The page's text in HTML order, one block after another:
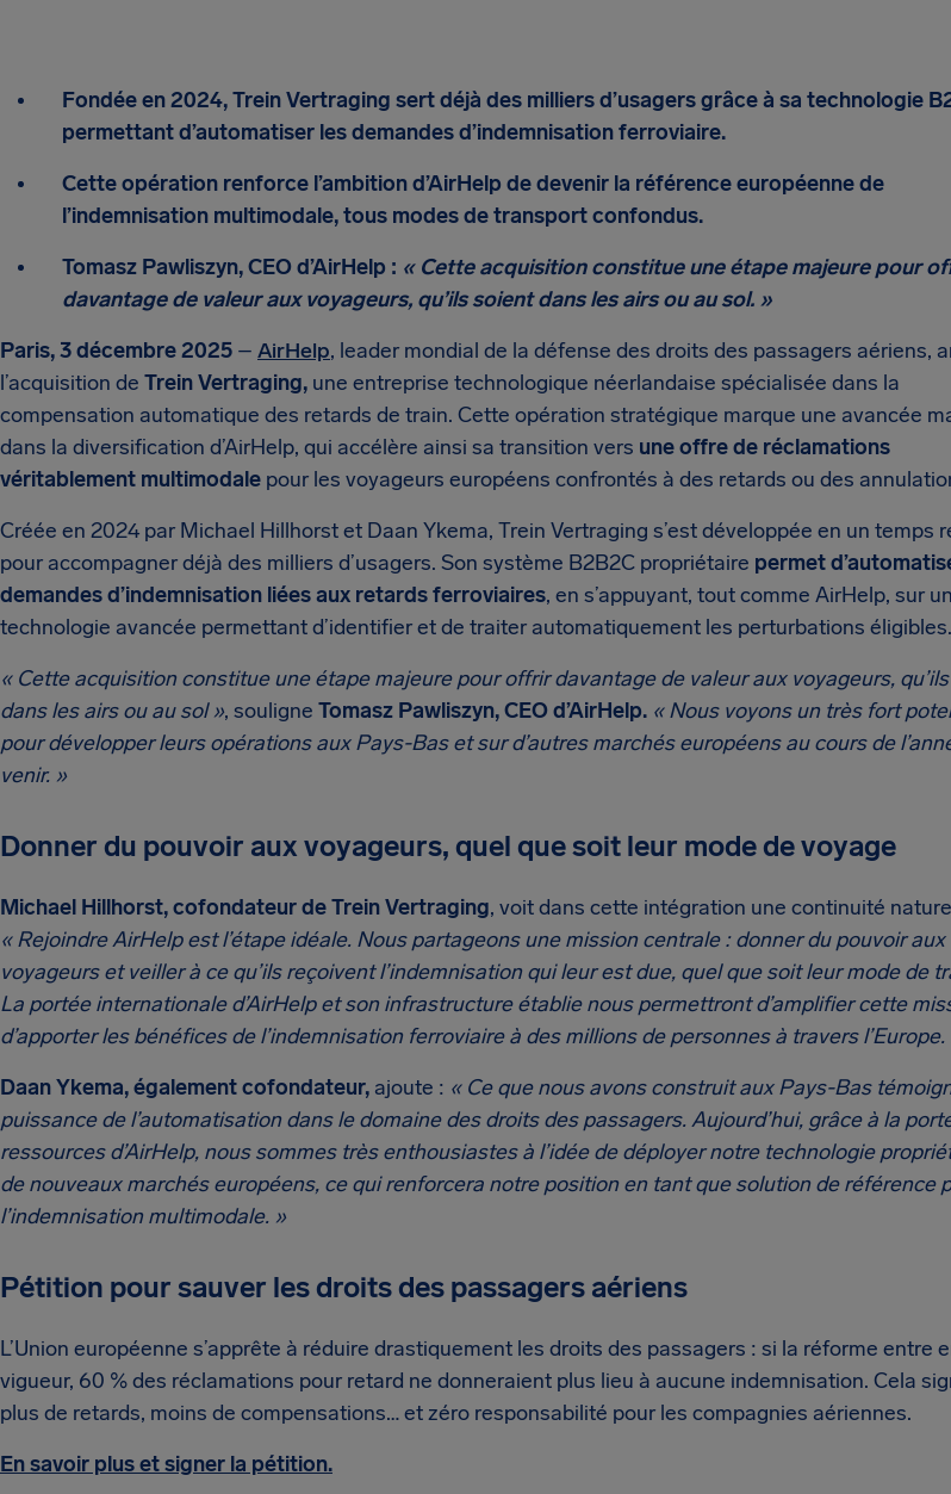
Fondée en 2024, Trein Vertraging sert déjà des milliers d’usagers grâce à sa technologie
permettant d’automatiser les demandes d’indemnisation ferroviaire.
Cette opération renforce l’ambition d’AirHelp de devenir la référence européenne de
l’indemnisation multimodale, tous modes de transport confondus.
Tomasz Pawliszyn, CEO d’AirHelp : « Cette acquisition constitue une étape majeure pour
davantage de valeur aux voyageurs, qu’ils soient dans les airs ou au sol. »
Paris, 3 décembre 2025 – AirHelp, leader mondial de la défense des droits des passagers aériens,
l’acquisition de Trein Vertraging, une entreprise technologique néerlandaise spécialisée dans la
compensation automatique des retards de train. Cette opération stratégique marque une avancée
dans la diversification d’AirHelp, qui accélère ainsi sa transition vers une offre de réclamations
véritablement multimodale pour les voyageurs européens confrontés à des retards ou des
Créée en 2024 par Michael Hillhorst et Daan Ykema, Trein Vertraging s’est développée en un temps
pour accompagner déjà des milliers d’usagers. Son système B2B2C propriétaire permet
demandes d’indemnisation liées aux retards ferroviaires, en s’appuyant, tout comme AirHelp, sur
technologie avancée permettant d’identifier et de traiter automatiquement les perturbations éligibles.
« Cette acquisition constitue une étape majeure pour offrir davantage de valeur aux voyageurs,
dans les airs ou au sol », souligne Tomasz Pawliszyn, CEO d’AirHelp. « Nous voyons un très fort
pour développer leurs opérations aux Pays-Bas et sur d’autres marchés européens au cours de
venir. »
Donner du pouvoir aux voyageurs, quel que soit leur mode de voyage
Michael Hillhorst, cofondateur de Trein Vertraging, voit dans cette intégration une continuité
« Rejoindre AirHelp est l’étape idéale. Nous partageons une mission centrale : donner du pouvoir aux
voyageurs et veiller à ce qu’ils reçoivent l’indemnisation qui leur est due, quel que soit leur mode de
La portée internationale d’AirHelp et son infrastructure établie nous permettront d’amplifier cette
d’apporter les bénéfices de l’indemnisation ferroviaire à des millions de personnes à travers l’Europe.
Daan Ykema, également cofondateur, ajoute : « Ce que nous avons construit aux Pays-Bas
puissance de l’automatisation dans le domaine des droits des passagers. Aujourd’hui, grâce à la
ressources d’AirHelp, nous sommes très enthousiastes à l’idée de déployer notre technologie
de nouveaux marchés européens, ce qui renforcera notre position en tant que solution de référence
l’indemnisation multimodale. »
Pétition pour sauver les droits des passagers aériens
L’Union européenne s’apprête à réduire drastiquement les droits des passagers : si la réforme entre
vigueur, 60 % des réclamations pour retard ne donneraient plus lieu à aucune indemnisation. Cela
plus de retards, moins de compensations… et zéro responsabilité pour les compagnies aériennes.
En savoir plus et signer la pétition.